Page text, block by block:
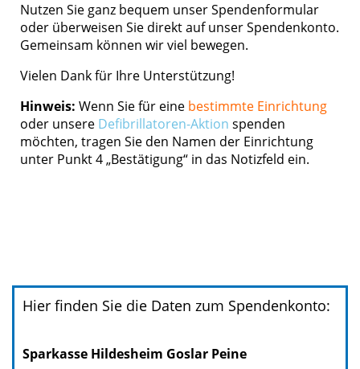
Nutzen Sie ganz bequem unser Spendenformular
oder überweisen Sie direkt auf unser Spendenkonto.
Gemeinsam können wir viel bewegen.
Vielen Dank für Ihre Unterstützung!
Hinweis: Wenn Sie für eine bestimmte Einrichtung
oder unsere Defibrillatoren-Aktion spenden
möchten, tragen Sie den Namen der Einrichtung
unter Punkt 4 „Bestätigung“ in das Notizfeld ein.
Hier finden Sie die Daten zum Spendenkonto:
Sparkasse Hildesheim Goslar Peine